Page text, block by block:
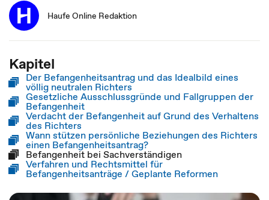
Haufe Online Redaktion
Kapitel
Der Befangenheitsantrag und das Idealbild eines
völlig neutralen Richters
Gesetzliche Ausschlussgründe und Fallgruppen der
Befangenheit
Verdacht der Befangenheit auf Grund des Verhaltens
des Richters
Wann stützen persönliche Beziehungen des Richters
einen Befangenheitsantrag?
Befangenheit bei Sachverständigen
Verfahren und Rechtsmittel für
Befangenheitsanträge / Geplante Reformen